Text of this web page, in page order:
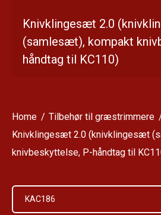
Knivklingesæt 2.0
(samlesæt), kompakt
håndtag til KC110)
Home
Tilbehør til græstrimmere
Knivklingesæt 2.0 (knivklingesæt
knivbeskyttelse, P-håndtag til
KAC186